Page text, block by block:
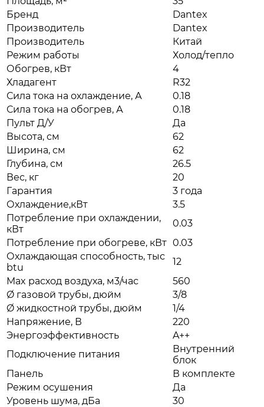
Бренд
Dantex
Производитель
Dantex
Производитель
Китай
Режим работы
Холод/тепло
Обогрев, кВт
4
Хладагент
R32
Сила тока на охлаждение, А
0.18
Сила тока на обогрев, А
0.18
Пульт Д/У
Да
Высота, см
62
Ширина, см
62
Глубина, см
26.5
Вес, кг
20
Гарантия
3 года
Охлаждение,кВт
3.5
Потребление при охлаждении,
кВт
0.03
Потребление при обогреве, кВт 0.03
Охлаждающая способность, тыс
btu
12
Max расход воздуха, м3/час
560
Ø газовой трубы, дюйм
3/8
Ø жидкостной трубы, дюйм
1/4
Напряжение, В
220
Энергоэффективность
A++
Подключение питания
Внутренний
блок
Панель
В комплекте
Режим осушения
Да
Уровень шума, дБа
30